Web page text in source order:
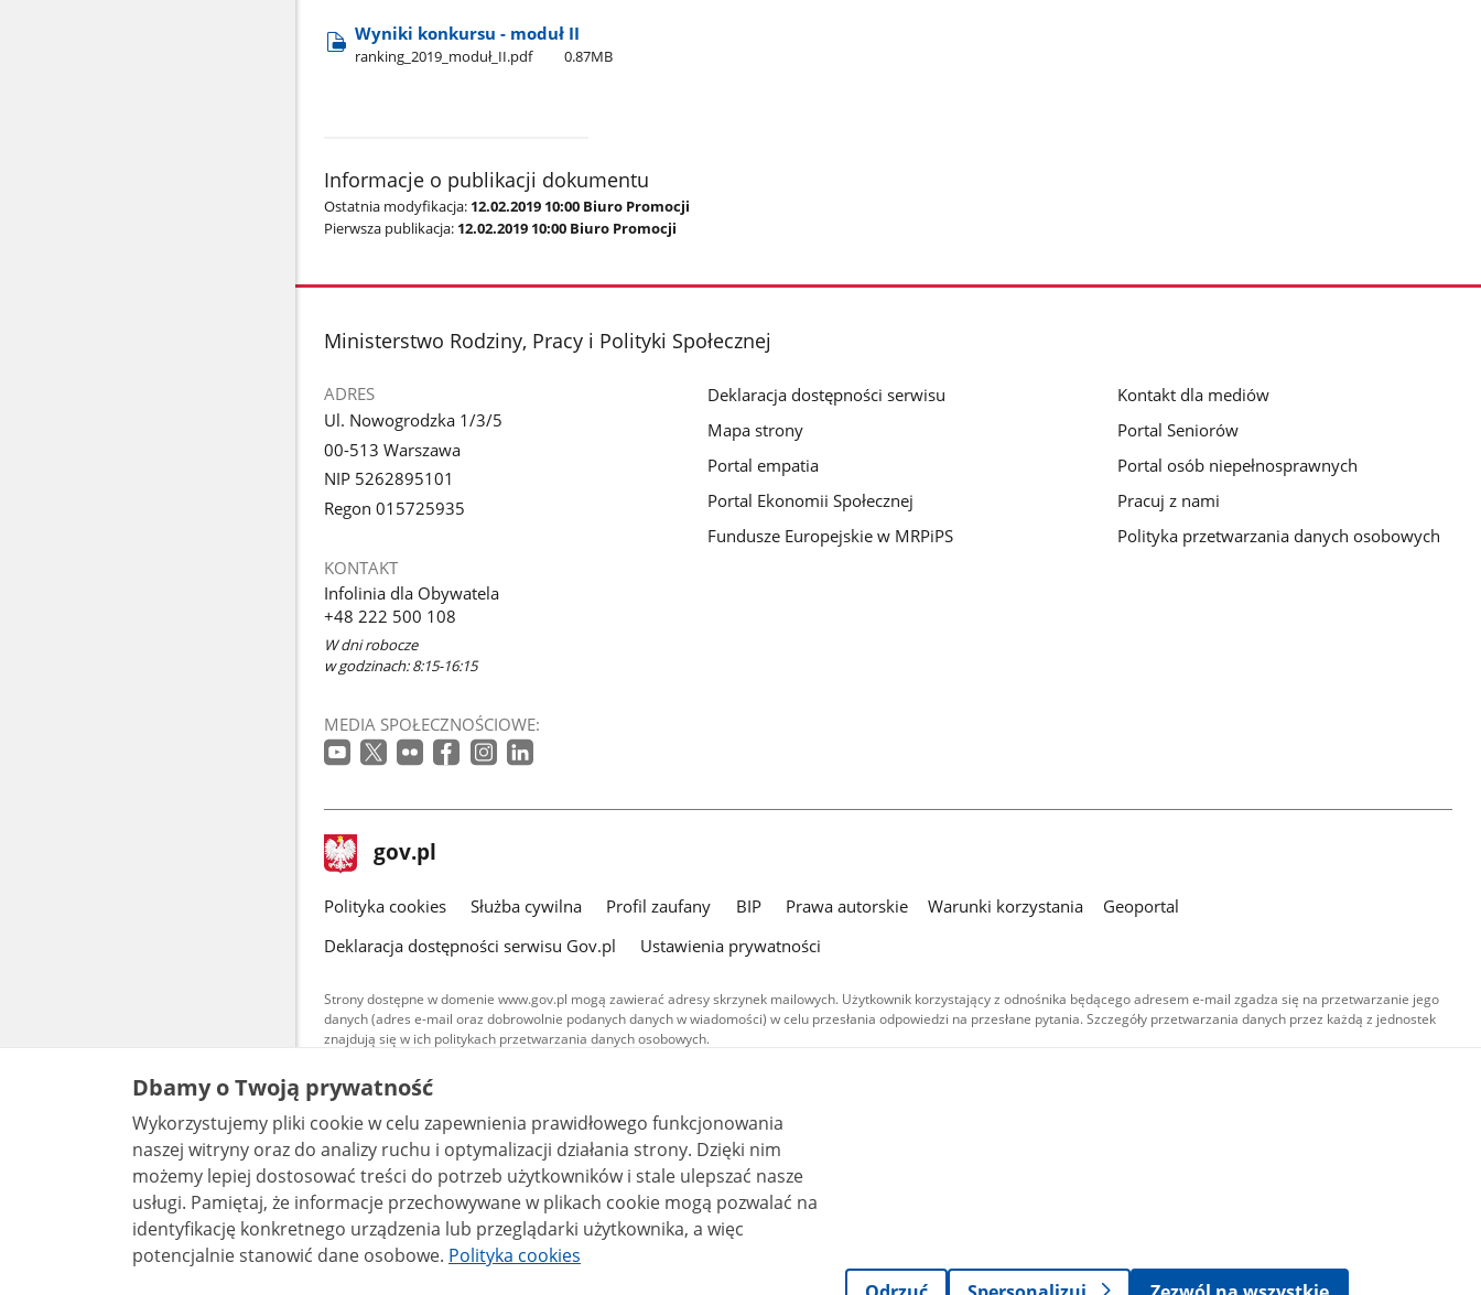
Wyniki konkursu - moduł II
ranking​_2019​_moduł​_II.pdf 0.87MB
Informacje o publikacji dokumentu
Ostatnia modyfikacja: 12.02.2019 10:00 Biuro Promocji
Pierwsza publikacja: 12.02.2019 10:00 Biuro Promocji
stopka
Ministerstwo Rodziny, Pracy i Polityki Społecznej
ADRES
Ul. Nowogrodzka 1/3/5
00-513 Warszawa
NIP 5262895101
Regon 015725935
KONTAKT
Infolinia dla Obywatela
+48 222 500 108
W dni robocze
w godzinach: 8:15-16:15
MEDIA SPOŁECZNOŚCIOWE:
Deklaracja dostępności serwisu
Mapa strony
Portal empatia
Portal Ekonomii Społecznej
Fundusze Europejskie w MRPiPS
Kontakt dla mediów
Portal Seniorów
Portal osób niepełnosprawnych
Pracuj z nami
Polityka przetwarzania danych osobowych
stopka
gov.pl Strona
gov.pl
gov.pl
Polityka cookies Służba cywilna Profil zaufany BIP Prawa autorskie Warunki korzystania
Geoportal
Deklaracja dostępności serwisu Gov.pl
Ustawienia prywatności
Strony dostępne w domenie www.gov.pl mogą zawierać adresy skrzynek mailowych. Użytkownik korzystający z odnośnika będącego adresem e-mail zgadza się na przetwarzanie jego
danych (adres e-mail oraz dobrowolnie podanych danych w wiadomości) w celu przesłania odpowiedzi na przesłane pytania. Szczegóły przetwarzania danych przez każdą z jednostek
znajdują się w ich politykach przetwarzania danych osobowych.
Treści tekstowe publikowane w serwisie (z wyłączeniem treści audiowizualnych), są
udostępniane na licencji typu Creative Commons: uznanie autorstwa - na tych samych
warunkach 4.0 (CC BY-SA 4.0). Materiały audiowizualne, w tym zdjęcia, materiały audio i wideo,
są udostępniane na licencji typu Creative Commons: uznanie autorstwa użycie niekomercyjne -
bez utworów zależnych 4.0 (CC BY-NC-ND 4.0), o ile nie jest to stwierdzone inaczej.
Dbamy o Twoją prywatność
Wykorzystujemy pliki cookie w celu zapewnienia prawidłowego funkcjonowania
naszej witryny oraz do analizy ruchu i optymalizacji działania strony. Dzięki nim
możemy lepiej dostosować treści do potrzeb użytkowników i stale ulepszać nasze
usługi. Pamiętaj, że informacje przechowywane w plikach cookie mogą pozwalać na
identyfikację konkretnego urządzenia lub przeglądarki użytkownika, a więc
potencjalnie stanowić dane osobowe. Polityka cookies